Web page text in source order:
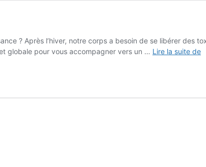
? Après l’hiver, notre corps a besoin de se libérer des
globale pour vous accompagner vers un … Lire la suite de